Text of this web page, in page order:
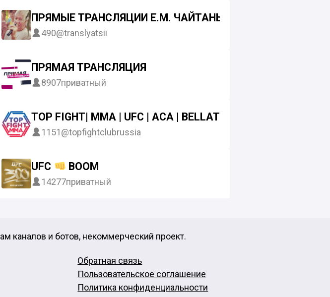
| ОНЛАЙН | СТРИМ
ПРЯМЫЕ ТРАНСЛЯЦИИ Е.М. ЧАЙТАНЬЯ ЧАНДРА ЧАРАНА
490@translyatsii
ПРЯМАЯ ТРАНСЛЯЦИЯ
8907приватный
TOP FIGHT| MMA | UFC | ACA | BELLATOR | PFL |AMC | OFC |
1151@topfightclubrussia
UFC BOOM
14277приватный
каналов и ботов, некоммерческий проект.
Обратная связь
Пользовательское соглашение
Политика конфиденциальности